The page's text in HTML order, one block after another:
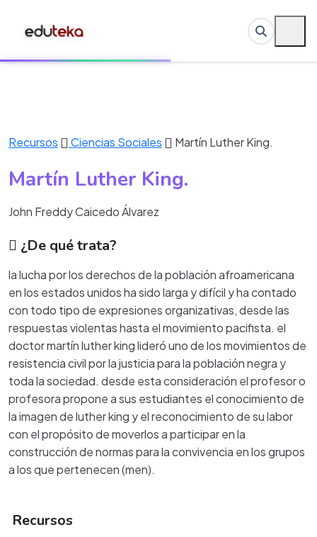
Recursos Ciencias Sociales Martín Luther King.
Martín Luther King.
John Freddy Caicedo Álvarez
¿De qué trata?
la lucha por los derechos de la población afroamericana
en los estados unidos ha sido larga y difícil y ha contado
con todo tipo de expresiones organizativas, desde las
respuestas violentas hasta el movimiento pacifista. el
doctor martín luther king lideró uno de los movimientos de
resistencia civil por la justicia para la población negra y
toda la sociedad. desde esta consideración el profesor o
profesora propone a sus estudiantes el conocimiento de
la imagen de luther king y el reconocimiento de su labor
con el propósito de moverlos a participar en la
construcción de normas para la convivencia en los grupos
a los que pertenecen (men).
Recursos